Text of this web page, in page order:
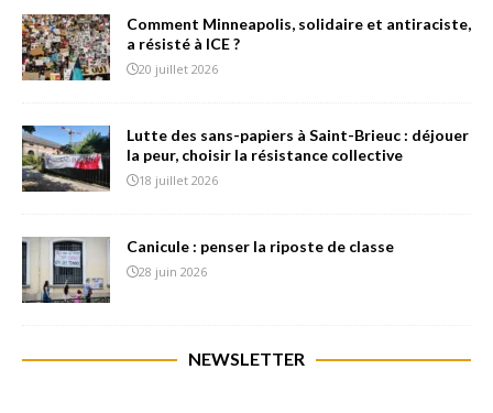
Comment Minneapolis, solidaire et antiraciste,
a résisté à ICE ?
20 juillet 2026
Lutte des sans-papiers à Saint-Brieuc : déjouer
la peur, choisir la résistance collective
18 juillet 2026
Canicule : penser la riposte de classe
28 juin 2026
NEWSLETTER